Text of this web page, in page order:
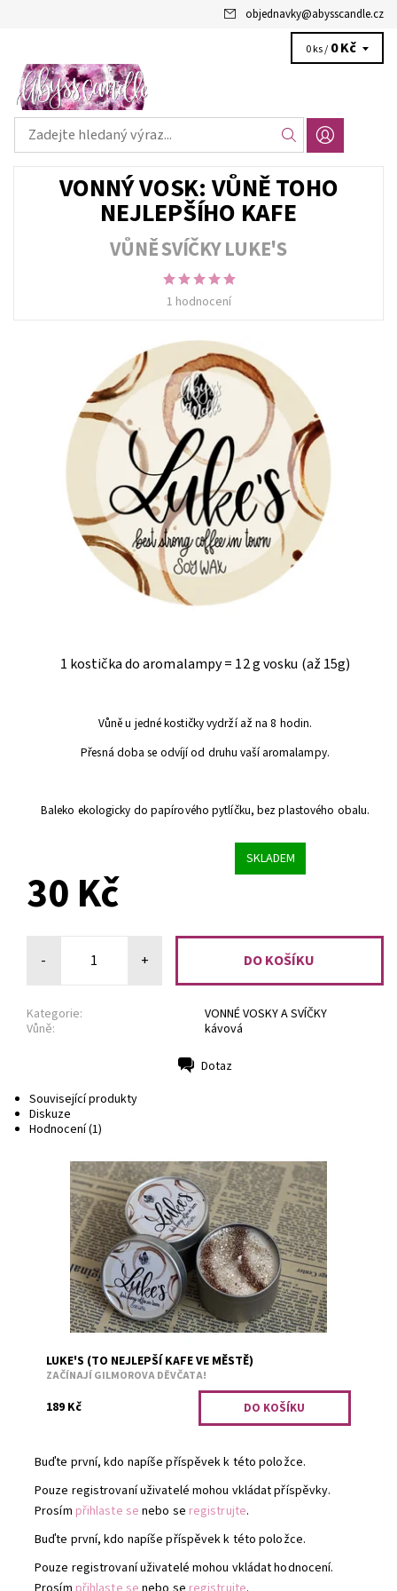
objednavky@abysscandle.cz
0 ks / 0 Kč
VONNÝ VOSK: VŮNĚ TOHO
NEJLEPŠÍHO KAFE
VŮNĚ SVÍČKY LUKE'S
1 hodnocení
1 kostička do aromalampy = 12 g vosku (až 15g)
Vůně u jedné kostičky vydrží až na 8 hodin.
Přesná doba se odvíjí od druhu vaší aromalampy.
Baleko ekologicky do papírového pytlíčku, bez plastového obalu.
SKLADEM
30 Kč
- +
Kategorie:
VONNÉ VOSKY A SVÍČKY
Vůně:
kávová
Dotaz
Související produkty
Diskuze
Hodnocení (1)
Svíčka inspirována seriálem Gilmorova děvčata :) Vůně
kávy.
Dostupnost:
Skladem 6
Kód:
1173
LUKE'S (TO NEJLEPŠÍ KAFE VE MĚSTĚ)
ZAČÍNAJÍ GILMOROVA DĚVČATA!
189 Kč
Buďte první, kdo napíše příspěvek k této položce.
Pouze registrovaní uživatelé mohou vkládat příspěvky.
Prosím přihlaste se nebo se registrujte.
Buďte první, kdo napíše příspěvek k této položce.
Pouze registrovaní uživatelé mohou vkládat hodnocení.